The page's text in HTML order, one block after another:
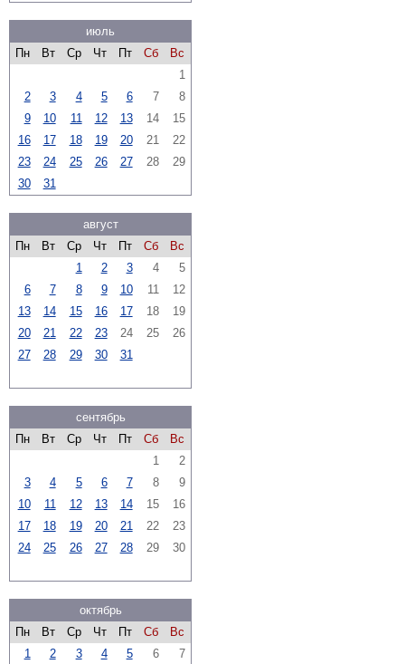
июль
Пн
Вт Ср Чт Пт Сб
Вс
1
2
3 4 5 6 7
8
9
10 11 12 13 14
15
16
17 18 19 20 21
22
23
24 25 26 27 28
29
30
31
август
Пн
Вт Ср Чт Пт Сб
Вс
1
2 3 4
5
6
7 8 9 10 11
12
13
14 15 16 17 18
19
20
21 22 23 24 25
26
27
28 29 30 31
сентябрь
Пн
Вт Ср Чт Пт Сб
Вс
1
2
3
4 5 6 7 8
9
10
11 12 13 14 15
16
17
18 19 20 21 22
23
24
25 26 27 28 29 30
октябрь
Пн
Вт Ср Чт Пт Сб
Вс
1
2 3 4 5 6 7